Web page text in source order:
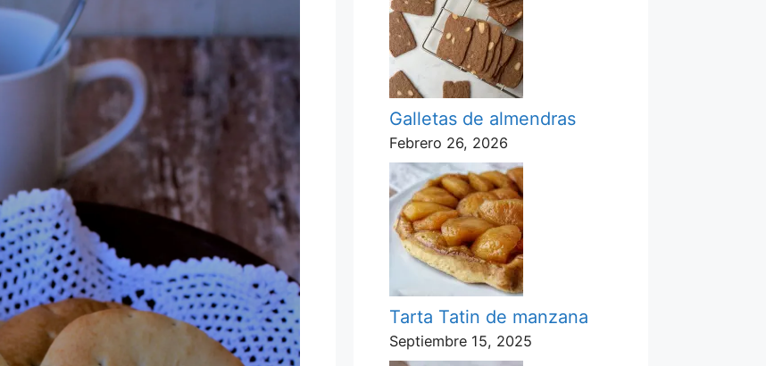
Galletas de almendras
Febrero 26, 2026
Tarta Tatin de manzana
Septiembre 15, 2025